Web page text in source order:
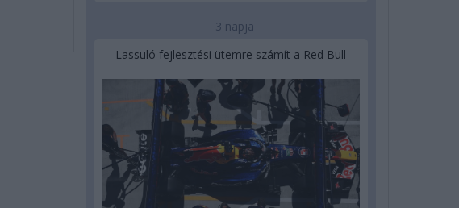
3 napja
Lassuló fejlesztési ütemre számít a Red Bull